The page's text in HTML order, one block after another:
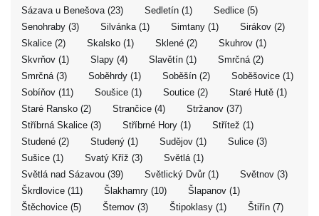
Sázava u Benešova (23)
Sedletín (1)
Sedlice (5)
Senohraby (3)
Silvánka (1) Simtany (1)
Sirákov (2)
Skalice (2)
Skalsko (1) Sklené (2)
Skuhrov (1)
Skvrňov (1)
Slapy (4) Slavětín (1)
Smrčná (2)
Smrčná (3)
Soběhrdy (1) Soběšín (2)
Soběšovice (1)
Sobíňov (11)
Soušice (1) Soutice (2)
Staré Hutě (1)
Staré Ransko (2)
Strančice (4)
Stržanov (37)
Stříbrná Skalice (3)
Stříbrné Hory (1)
Střítež (1)
Studené (2)
Studený (1) Sudějov (1)
Sulice (3)
Sušice (1)
Svatý Kříž (3)
Světlá (1)
Světlá nad Sázavou (39)
Světlický Dvůr (1)
Světnov (3)
Škrdlovice (11)
Šlakhamry (10)
Šlapanov (1)
Štěchovice (5)
Šternov (3) Štipoklasy (1)
Štiřín (7)